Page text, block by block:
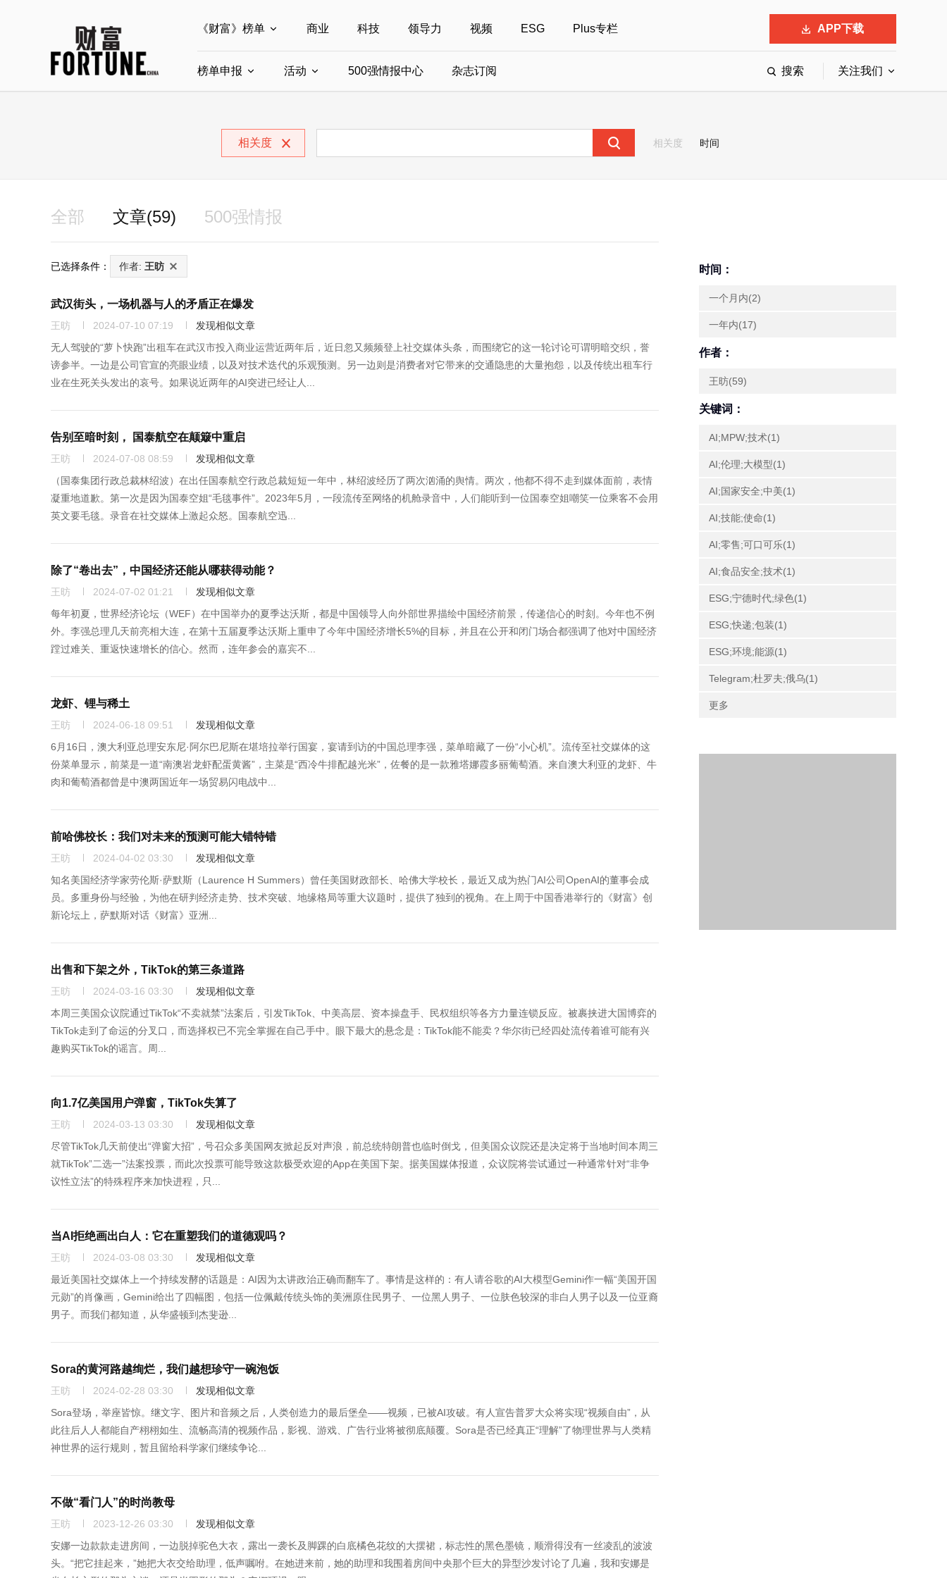
《财富》榜单
全部榜单
中国最具影响力商界女性
商业 科技 领导力 视频 ESG Plus专栏 APP下载
榜单申报
中国ESG影响力榜申报 中国最具社会影响力的创业公司申报
活动
财富40U40创想会
500强情报中心 杂志订阅 搜索 关注我们
相关度 相关度 时间
全部 文章(59) 500强情报
已选择条件： 作者: 王昉
武汉街头，一场机器与人的矛盾正在爆发
王昉 2024-07-10 07:19
发现相似文章
无人驾驶的“萝卜快跑”出租车在武汉市投入商业运营近两年后，近日忽又频频登上社交媒体头条，而围绕它的这一轮讨论可谓明暗交织，誉
谤参半。一边是公司官宣的亮眼业绩，以及对技术迭代的乐观预测。另一边则是消费者对它带来的交通隐患的大量抱怨，以及传统出租车行
业在生死关头发出的哀号。如果说近两年的AI突进已经让人...
告别至暗时刻， 国泰航空在颠簸中重启
王昉 2024-07-08 08:59
发现相似文章
（国泰集团行政总裁林绍波）在出任国泰航空行政总裁短短一年中，林绍波经历了两次汹涌的舆情。两次，他都不得不走到媒体面前，表情
凝重地道歉。第一次是因为国泰空姐“毛毯事件”。2023年5月，一段流传至网络的机舱录音中，人们能听到一位国泰空姐嘲笑一位乘客不会用
英文要毛毯。录音在社交媒体上激起众怒。国泰航空迅...
除了“卷出去”，中国经济还能从哪获得动能？
王昉 2024-07-02 01:21
发现相似文章
每年初夏，世界经济论坛（WEF）在中国举办的夏季达沃斯，都是中国领导人向外部世界描绘中国经济前景，传递信心的时刻。今年也不例
外。李强总理几天前亮相大连，在第十五届夏季达沃斯上重申了今年中国经济增长5%的目标，并且在公开和闭门场合都强调了他对中国经济
蹚过难关、重返快速增长的信心。然而，连年参会的嘉宾不...
龙虾、锂与稀土
王昉 2024-06-18 09:51
发现相似文章
6月16日，澳大利亚总理安东尼·阿尔巴尼斯在堪培拉举行国宴，宴请到访的中国总理李强，菜单暗藏了一份“小心机”。流传至社交媒体的这
份菜单显示，前菜是一道“南澳岩龙虾配蛋黄酱”，主菜是“西冷牛排配越光米”，佐餐的是一款雅塔娜霞多丽葡萄酒。来自澳大利亚的龙虾、牛
肉和葡萄酒都曾是中澳两国近年一场贸易闪电战中...
前哈佛校长：我们对未来的预测可能大错特错
王昉 2024-04-02 03:30
发现相似文章
知名美国经济学家劳伦斯·萨默斯（Laurence H Summers）曾任美国财政部长、哈佛大学校长，最近又成为热门AI公司OpenAI的董事会成
员。多重身份与经验，为他在研判经济走势、技术突破、地缘格局等重大议题时，提供了独到的视角。在上周于中国香港举行的《财富》创
新论坛上，萨默斯对话《财富》亚洲...
出售和下架之外，TikTok的第三条道路
王昉 2024-03-16 03:30
发现相似文章
本周三美国众议院通过TikTok“不卖就禁”法案后，引发TikTok、中美高层、资本操盘手、民权组织等各方力量连锁反应。被裹挟进大国博弈的
TikTok走到了命运的分叉口，而选择权已不完全掌握在自己手中。眼下最大的悬念是：TikTok能不能卖？华尔街已经四处流传着谁可能有兴
趣购买TikTok的谣言。周...
向1.7亿美国用户弹窗，TikTok失算了
王昉 2024-03-13 03:30
发现相似文章
尽管TikTok几天前使出“弹窗大招”，号召众多美国网友掀起反对声浪，前总统特朗普也临时倒戈，但美国众议院还是决定将于当地时间本周三
就TikTok”二选一”法案投票，而此次投票可能导致这款极受欢迎的App在美国下架。据美国媒体报道，众议院将尝试通过一种通常针对“非争
议性立法”的特殊程序来加快进程，只...
当AI拒绝画出白人：它在重塑我们的道德观吗？
王昉 2024-03-08 03:30
发现相似文章
最近美国社交媒体上一个持续发酵的话题是：AI因为太讲政治正确而翻车了。事情是这样的：有人请谷歌的AI大模型Gemini作一幅“美国开国
元勋”的肖像画，Gemini给出了四幅图，包括一位佩戴传统头饰的美洲原住民男子、一位黑人男子、一位肤色较深的非白人男子以及一位亚裔
男子。而我们都知道，从华盛顿到杰斐逊...
Sora的黄河路越绚烂，我们越想珍守一碗泡饭
王昉 2024-02-28 03:30
发现相似文章
Sora登场，举座皆惊。继文字、图片和音频之后，人类创造力的最后堡垒——视频，已被AI攻破。有人宣告普罗大众将实现“视频自由”，从
此往后人人都能自产栩栩如生、流畅高清的视频作品，影视、游戏、广告行业将被彻底颠覆。Sora是否已经真正“理解”了物理世界与人类精
神世界的运行规则，暂且留给科学家们继续争论...
不做“看门人”的时尚教母
王昉 2023-12-26 03:30
发现相似文章
安娜一边款款走进房间，一边脱掉驼色大衣，露出一袭长及脚踝的白底橘色花纹的大摆裙，标志性的黑色墨镜，顺滑得没有一丝凌乱的波波
头。“把它挂起来，”她把大衣交给助理，低声嘱咐。在她进来前，她的助理和我围着房间中央那个巨大的异型沙发讨论了几遍，我和安娜是
时间：
一个月内(2)
一年内(17)
作者：
王昉(59)
关键词：
AI;MPW;技术(1)
AI;伦理;大模型(1)
AI;国家安全;中美(1)
AI;技能;使命(1)
AI;零售;可口可乐(1)
AI;食品安全;技术(1)
ESG;宁德时代;绿色(1)
ESG;快递;包装(1)
ESG;环境;能源(1)
Telegram;杜罗夫;俄乌(1)
更多